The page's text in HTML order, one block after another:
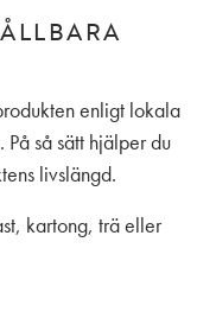
enligt lokala
så sätt hjälper du
livslängd.
kartong, trä eller